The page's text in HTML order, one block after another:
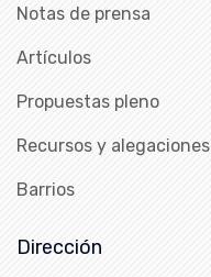
Notas de prensa
Artículos
Propuestas pleno
Recursos y alegaciones
Barrios
Dirección